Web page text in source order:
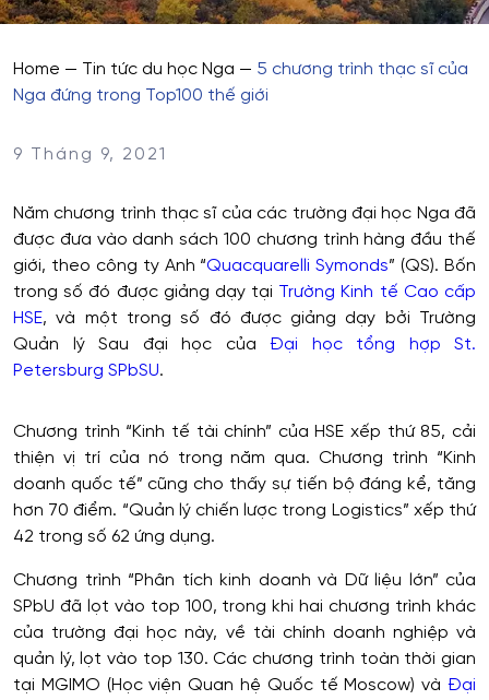
Home — Tin tức du học Nga — 5 chương trình thạc sĩ của
Nga đứng trong Top100 thế giới
9 Tháng 9, 2021
Năm chương trình thạc sĩ của các trường đại học Nga đã
được đưa vào danh sách 100 chương trình hàng đầu thế
giới, theo công ty Anh “Quacquarelli Symonds” (QS). Bốn
trong số đó được giảng dạy tại Trường Kinh tế Cao cấp
HSE, và một trong số đó được giảng dạy bởi Trường
Quản lý Sau đại học của Đại học tổng hợp St.
Petersburg SPbSU.
Chương trình “Kinh tế tài chính” của HSE xếp thứ 85, cải
thiện vị trí của nó trong năm qua. Chương trình “Kinh
doanh quốc tế” cũng cho thấy sự tiến bộ đáng kể, tăng
hơn 70 điểm. “Quản lý chiến lược trong Logistics” xếp thứ
42 trong số 62 ứng dụng.
Chương trình “Phân tích kinh doanh và Dữ liệu lớn” của
SPbU đã lọt vào top 100, trong khi hai chương trình khác
của trường đại học này, về tài chính doanh nghiệp và
quản lý, lọt vào top 130. Các chương trình toàn thời gian
tại MGIMO (Học viện Quan hệ Quốc tế Moscow) và Đại